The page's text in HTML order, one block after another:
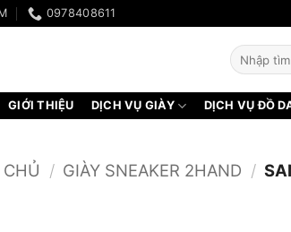
0978408611
Tìm
kiếm:
GIỚI THIỆU DỊCH VỤ GIÀY DỊCH VỤ ĐỒ
/ GIÀY SNEAKER 2HAND /